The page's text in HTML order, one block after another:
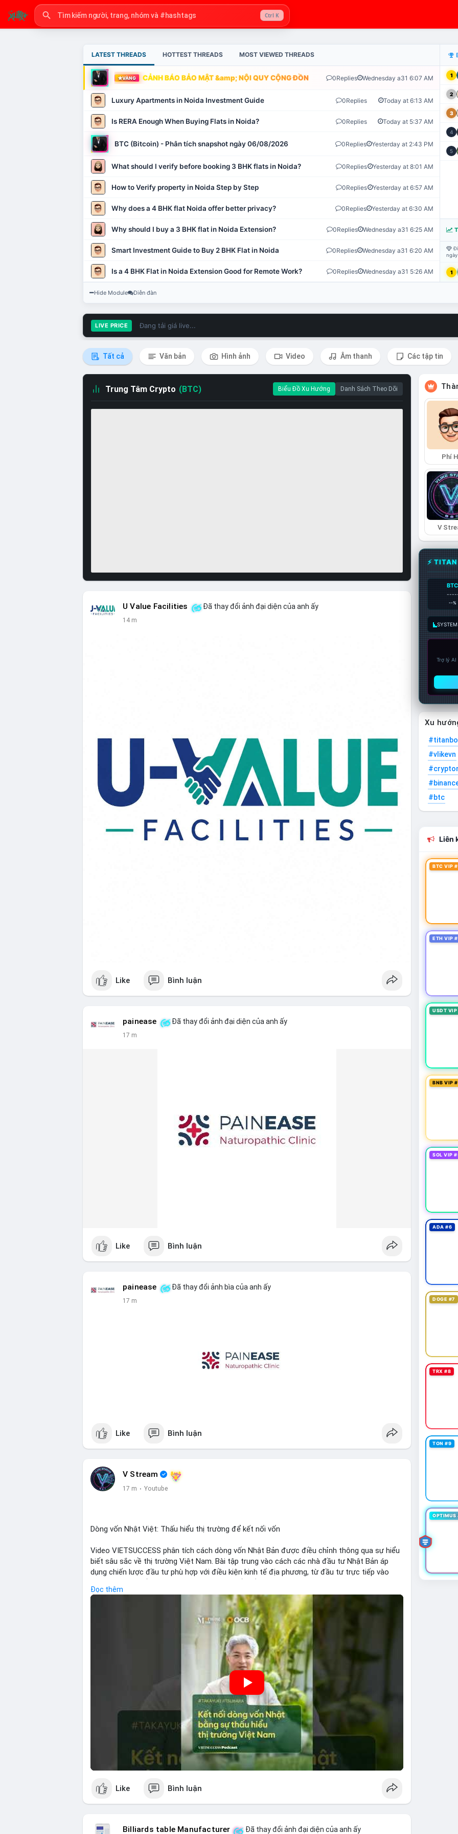
Ctrl K
LATEST THREADS HOTTEST THREADS MOST VIEWED THREADS
VÀNG CẢNH BÁO BẢO MẬT &amp; NỘI QUY CỘNG ĐỒNG VLIKE.VN: HỆ THỐNG GIÁM SÁT TỰ
0Replies Wednesday a31 6:07 AM
Luxury Apartments in Noida Investment Guide 0Replies Today at 6:13 AM
Is RERA Enough When Buying Flats in Noida? 0Replies Today at 5:37 AM
BTC (Bitcoin) - Phân tích snapshot ngày 06/08/2026 0Replies Yesterday at 2:43 PM
What should I verify before booking 3 BHK flats in Noida? 0Replies Yesterday at 8:01 AM
How to Verify property in Noida Step by Step 0Replies Yesterday at 6:57 AM
Why does a 4 BHK flat Noida offer better privacy? 0Replies Yesterday at 6:30 AM
Why should I buy a 3 BHK flat in Noida Extension? 0Replies Wednesday a31 6:25 AM
Smart Investment Guide to Buy 2 BHK Flat in Noida 0Replies Wednesday a31 6:20 AM
Is a 4 BHK Flat in Noida Extension Good for Remote Work? 0Replies Wednesday a31 5:26 AM
1
2
3
4
5
1
Hide Module Diễn đàn
LIVE PRICE Đang tải giá live...
Tất cả Văn bản Hình ảnh Video Âm thanh Các tập tin
Trung Tâm Crypto (BTC) Biểu Đồ Xu Hướng Danh Sách Theo Dõi
U Value Facilities Đã thay đổi ảnh đại diện của anh ấy
14 m
Like Bình luận
painease Đã thay đổi ảnh đại diện của anh ấy
17 m
Like Bình luận
painease Đã thay đổi ảnh bìa của anh ấy
17 m
Like Bình luận
V Stream
17 m · Youtube
Dòng vốn Nhật Việt: Thấu hiểu thị trường để kết nối vốn
Video VIETSUCCESS phân tích cách dòng vốn Nhật Bản được điều chỉnh thông qua sự hiểu
biết sâu sắc về thị trường Việt Nam. Bài tập trung vào cách các nhà đầu tư Nhật Bản áp
dụng chiến lược đầu tư phù hợp với điều kiện kinh tế địa phương, từ đầu tư trực tiếp vào
Việt Nam mà còn tạo ra động lực cho thị trường crypto địa phương khi các nhà đầu tư đa
quốc gia tìm kiếm cơ hội đa dạng. Các yếu tố như chính sách tài chính Việt Nam, xu hướng
đầu tư ESG, và ổn định thị trường sẽ ảnh hưởng trực tiếp đến lưu lượng vốn nhập khẩu từ
Nhật Bản. Bài cũng nhấn mạnh vai trò của thông tin thị trường chính xác trong việc giảm rủi
ro khi kết nối các thị trường khác nhau.
Đọc thêm
Like Bình luận
Billiards table Manufacturer Đã thay đổi ảnh đại diện của anh ấy
Phí
V
⚡
BTC
--%
Trợ lý
Xu
#vlikevn
#btc
Liên
BTC VIP
ETH VIP
USDT
BNB VIP
SOL VIP
ADA #6
DOGE #7
TRX #8
TON #9
OPTIMUS